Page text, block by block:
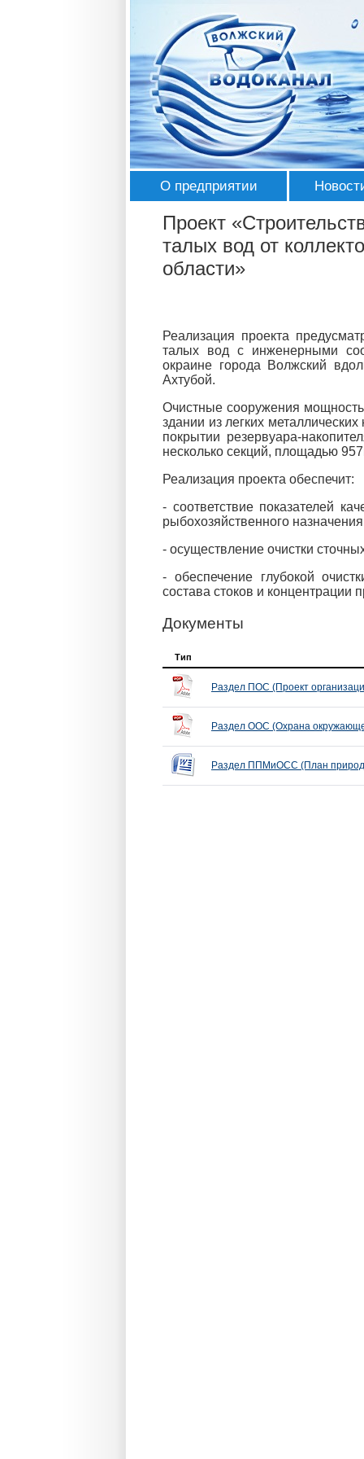
О предприятии
История
Руководство
Структура
Контактная информация
Вакансии
Лента
СМИ о
Проект
талых вод от
области»
Реализация проекта
талых вод с инженерными
окраине города Волжский
Ахтубой.
Очистные сооружения
здании из легких
покрытии резервуара-
несколько секций, площадью
Реализация проекта обеспечит:
- соответствие показателей
рыбохозяйственного
- осуществление очистки
- обеспечение глубокой
состава стоков и концентрации
Документы
Тип
Раздел ПОС (Проект
Раздел ООС (Охрана
Раздел ППМиОСС (План